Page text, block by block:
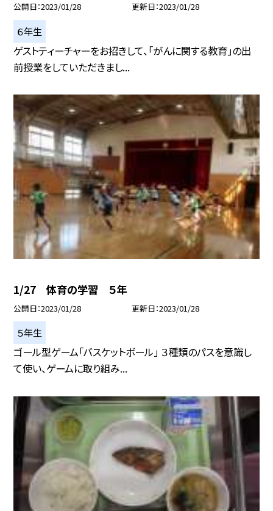
公開日 2023/01/28 更新日 2023/01/28
６年生
ゲストティーチャーをお招きして、「がんに関する教育」の出
前授業をしていただきまし...
1/27 体育の学習 ５年
公開日 2023/01/28 更新日 2023/01/28
５年生
ゴール型ゲーム「バスケットボール」 ３種類のパスを意識し
て使い、ゲームに取り組み...